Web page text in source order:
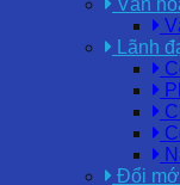
Văn
Lãnh
Đổi